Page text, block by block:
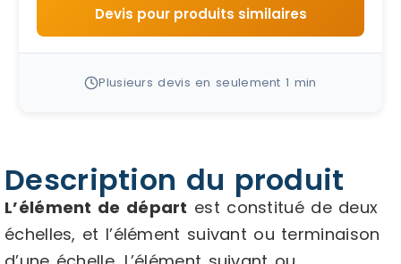
Devis pour produits similaires
Plusieurs devis en seulement 1 min
Description du produit
L’élément de départ est constitué de deux
échelles, et l’élément suivant ou terminaison